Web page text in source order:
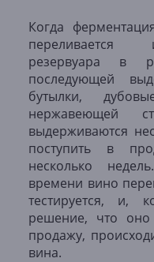
Когда
переливается
резервуара в
последующей
бутылки,
нержавеющей
выдерживаются
поступить в
несколько
времени вино
тестируется, и,
решение, что
продажу,
вина.